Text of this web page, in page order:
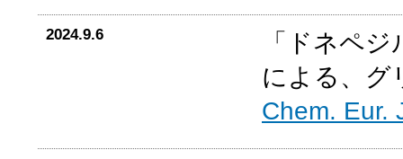
2024.9.6
「ドネペ
による、グ
Chem. Eur.